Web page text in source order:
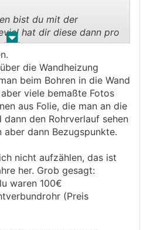
. .
bist du mit der
hat dir diese dann pro
die Wandheizung
beim Bohren in die Wand
viele bemaßte Fotos
aus Folie, die man an die
dann den Rohrverlauf sehen
dann Bezugspunkte.
nicht aufzählen, das ist
her. Grob gesagt:
waren 100€
(Preis